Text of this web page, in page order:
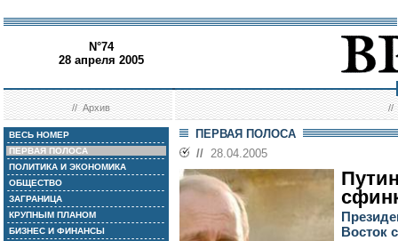
N°74
28 апреля 2005
//Архив //
ВЕСЬ НОМЕР
ПЕРВАЯ ПОЛОСА
ПОЛИТИКА И ЭКОНОМИКА
ОБЩЕСТВО
ЗАГРАНИЦА
КРУПНЫМ ПЛАНОМ
БИЗНЕС И ФИНАНСЫ
ПЕРВАЯ ПОЛОСА
// 28.04.2005
Восток